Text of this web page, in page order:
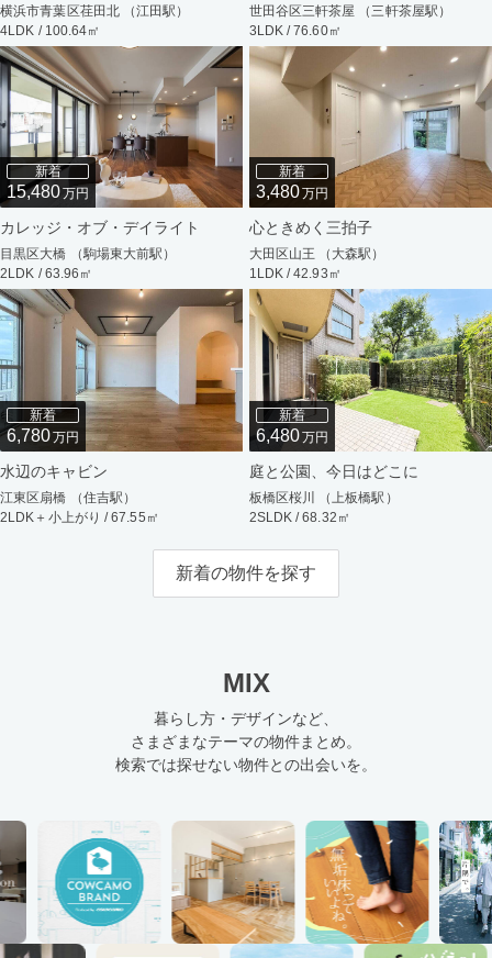
横浜市青葉区荏田北 （江田駅）
4LDK / 100.64㎡
世田谷区三軒茶屋 （三軒茶屋駅）
3LDK / 76.60㎡
新着
15,480万円
カレッジ・オブ・デイライト
目黒区大橋 （駒場東大前駅）
2LDK / 63.96㎡
新着
3,480万円
心ときめく三拍子
大田区山王 （大森駅）
1LDK / 42.93㎡
新着
6,780万円
水辺のキャビン
江東区扇橋 （住吉駅）
2LDK＋小上がり / 67.55㎡
新着
6,480万円
庭と公園、今日はどこに
板橋区桜川 （上板橋駅）
2SLDK / 68.32㎡
新着の物件を探す
MIX
暮らし方・デザインなど、
さまざまなテーマの物件まとめ。
検索では探せない物件との出会いを。